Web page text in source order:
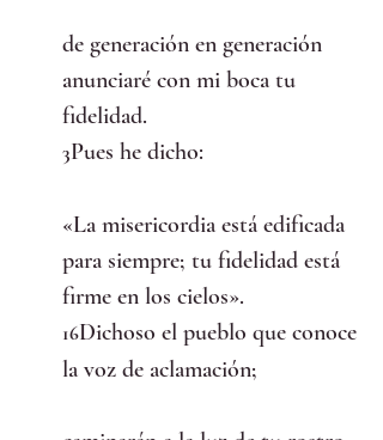
de generación en generación
anunciaré con mi boca tu
fidelidad.
3Pues he dicho:
«La misericordia está edificada
para siempre; tu fidelidad está
firme en los cielos».
16Dichoso el pueblo que conoce
la voz de aclamación;